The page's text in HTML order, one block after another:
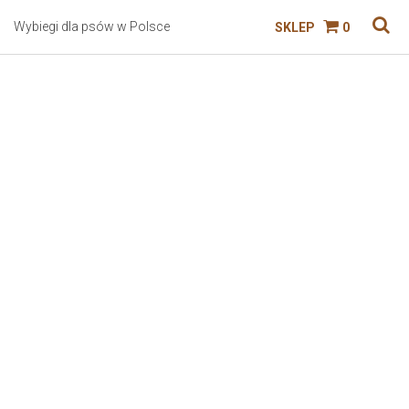
Wybiegi dla psów w Polsce SKLEP 0